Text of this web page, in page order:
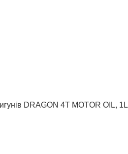
DRAGON 4T MOTOR OIL, 1L